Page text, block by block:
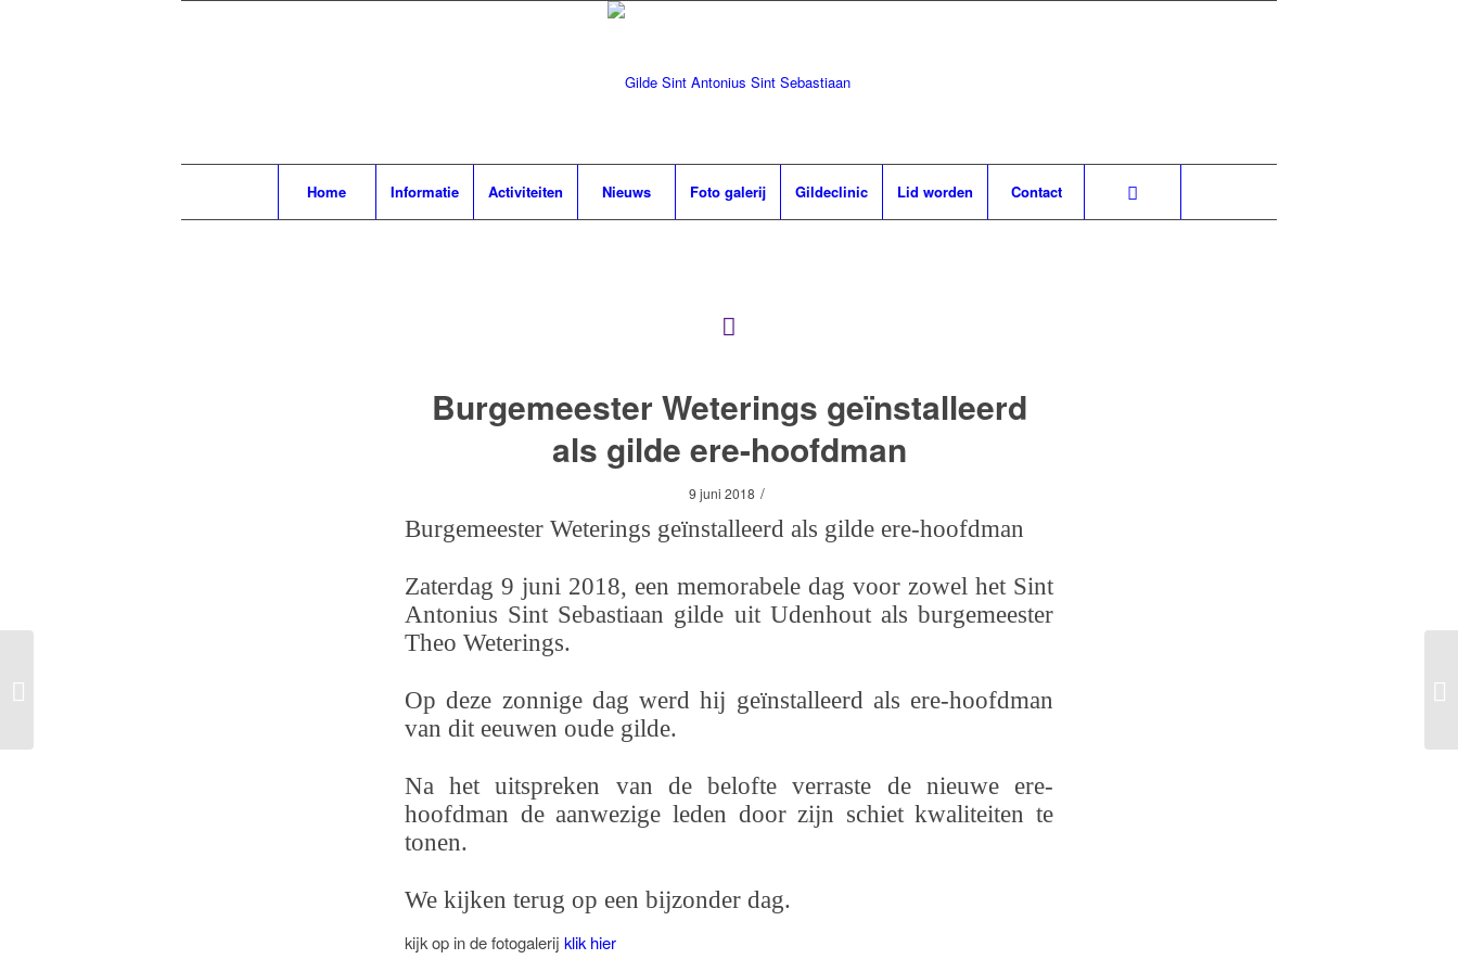
Home Informatie Activiteiten Nieuws Foto galerij Gildeclinic Lid worden Contact
Burgemeester Weterings geïnstalleerd
als gilde ere-hoofdman
9 juni 2018 /
Burgemeester Weterings geïnstalleerd als gilde ere-hoofdman
Zaterdag 9 juni 2018, een memorabele dag voor zowel het Sint
Antonius Sint Sebastiaan gilde uit Udenhout als burgemeester
Theo Weterings.
Op deze zonnige dag werd hij geïnstalleerd als ere-hoofdman
van dit eeuwen oude gilde.
Na het uitspreken van de belofte verraste de nieuwe ere-
hoofdman de aanwezige leden door zijn schiet kwaliteiten te
tonen.
We kijken terug op een bijzonder dag.
kijk op in de fotogalerij klik hier